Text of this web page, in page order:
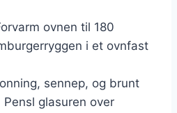
ovnen til 180
i et ovnfast
sennep, og brunt
glasuren over